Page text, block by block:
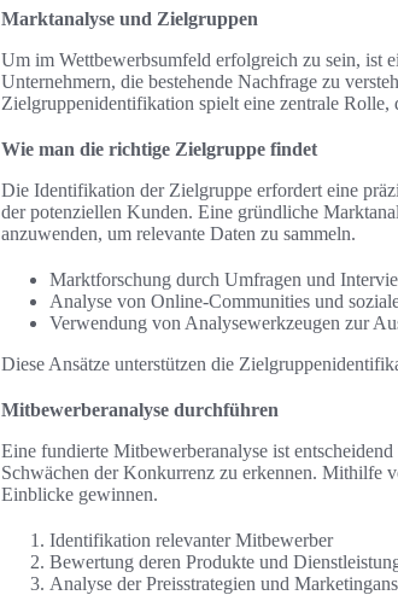
Marktanalyse und Zielgruppen
Um im Wettbewerbsumfeld erfolgreich zu sein, ist
Unternehmern, die bestehende Nachfrage zu
Zielgruppenidentifikation spielt eine zentrale
Wie man die richtige Zielgruppe findet
Die Identifikation der Zielgruppe erfordert eine
der potenziellen Kunden. Eine gründliche
anzuwenden, um relevante Daten zu sammeln.
Marktforschung durch Umfragen und
Analyse von Online-Communities und
Verwendung von Analysewerkzeugen zur
Diese Ansätze unterstützen die
Mitbewerberanalyse durchführen
Eine fundierte Mitbewerberanalyse ist
Schwächen der Konkurrenz zu erkennen. Mithilfe
Einblicke gewinnen.
Identifikation relevanter Mitbewerber
Bewertung deren Produkte und
Analyse der Preisstrategien und